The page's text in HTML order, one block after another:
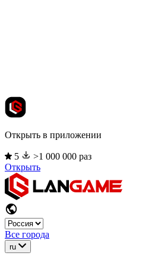
Открыть в приложении
5
>1 000 000 раз
Открыть
Все города
ru